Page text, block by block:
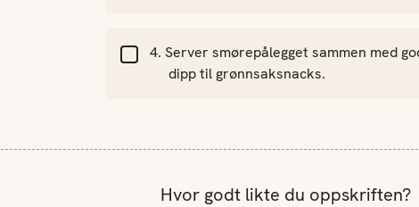
Server smørepålegget sammen med
dipp til grønnsaksnacks.
Hvor godt likte du oppskriften?